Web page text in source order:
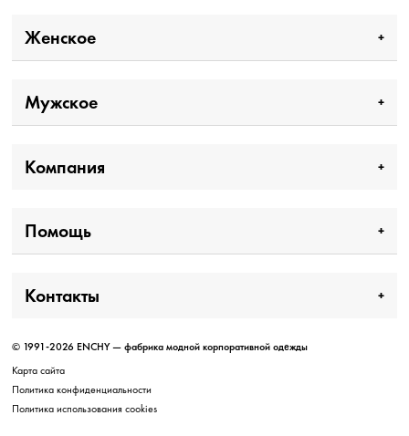
Женское
Мужское
Компания
Помощь
Контакты
© 1991-2026 ENCHY — фабрика модной корпоративной одежды
Карта сайта
Политика конфиденциальности
Политика использования cookies